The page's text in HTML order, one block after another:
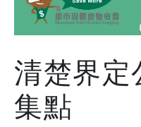
清楚界定
集點